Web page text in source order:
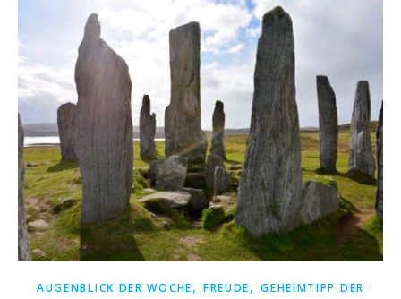
AUGENBLICK DER WOCHE, FREUDE,GEHEIMTIPP DER